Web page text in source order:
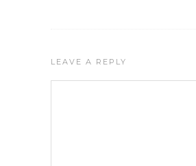
LEAVE A REPLY